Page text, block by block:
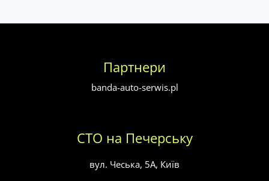
Партнери
banda-auto-serwis.pl
СТО на Печерську
вул. Чеська, 5А, Київ